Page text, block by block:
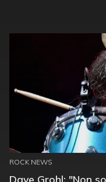
ROCK NEWS
Dave Grohl: "Non